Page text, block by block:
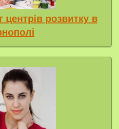
центрів розвитку в